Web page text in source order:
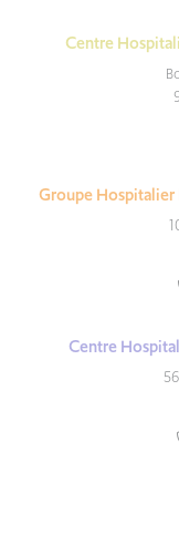
Centre
Groupe
Centre